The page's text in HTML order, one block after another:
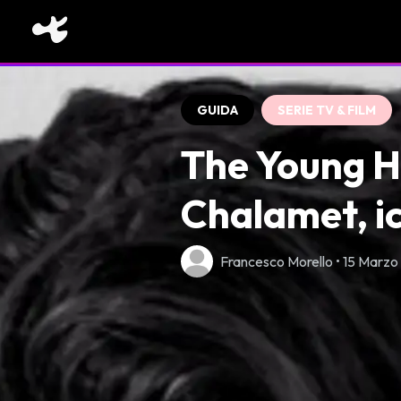
GUIDA SERIE TV & FILM
The Young
Chalamet,
Francesco Morello • 15